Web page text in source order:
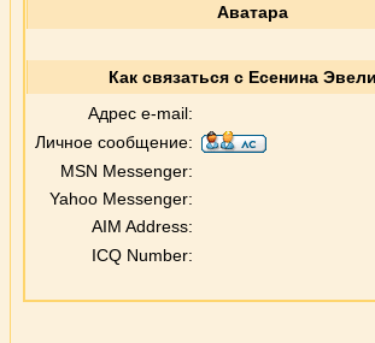
Аватара
Как связаться с Есенина
Адрес e-mail:
Личное сообщение:
MSN Messenger:
Yahoo Messenger:
AIM Address:
ICQ Number: